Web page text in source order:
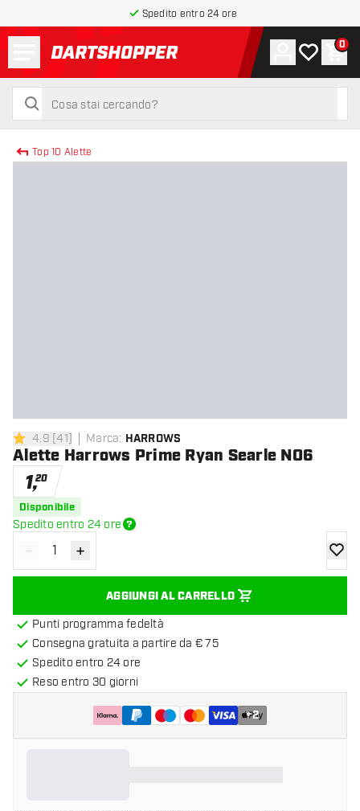
Spedito entro 24 ore
torna alla home page
cerca
cerca
Account
La mia0
Top 10 Alette
4.9 stelle di valutazione
4.9 [41] Marca: HARROWS
Alette Harrows Prime Ryan Searle NO6
1,20
Disponibile
Spedito entro 24 ore
Diminuisci quantità
- Aumenta quantità
+
AGGIUNGI AL CARRELLO
Punti programma fedeltà
Consegna gratuita a partire da € 75
Spedito entro 24 ore
Reso entro 30 giorni
+2